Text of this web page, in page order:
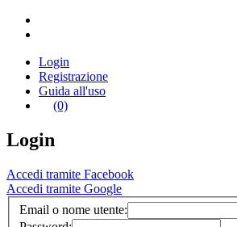
Login
Registrazione
Guida all'uso
(0)
Login
Accedi tramite Facebook
Accedi tramite Google
Email o nome utente: